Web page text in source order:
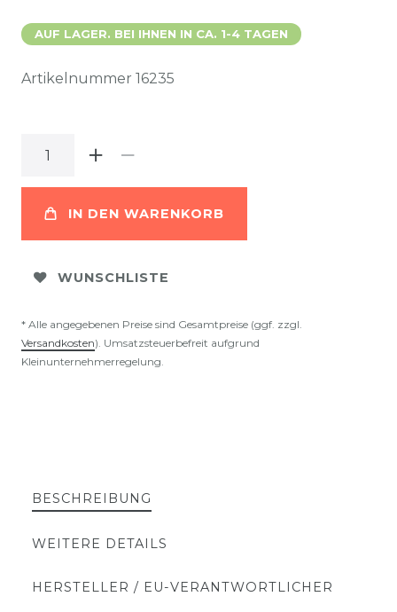
AUF LAGER. BEI IHNEN IN CA. 1-4 TAGEN
Artikelnummer 16235
IN DEN WARENKORB
WUNSCHLISTE
* Alle angegebenen Preise sind Gesamtpreise (ggf. zzgl.
Versandkosten). Umsatzsteuerbefreit aufgrund
Kleinunternehmerregelung.
BESCHREIBUNG
WEITERE DETAILS
HERSTELLER / EU-VERANTWORTLICHER